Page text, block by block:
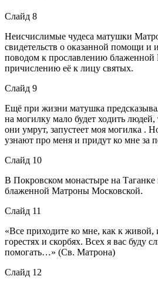
Слайд 8
Неисчислимые чудеса матушки
свидетельств о оказанной помощи и
поводом к прославлению
причислению её к лицу святых.
Слайд 9
Ещё при жизни матушка
на могилку мало будет ходить людей,
они умрут, запустеет моя могилка .
узнают про меня и придут ко мне за
Слайд 10
В Покровском монастыре на Таганке
блаженной Матроны Московской.
Слайд 11
«Все приходите ко мне, как к живой,
горестях и скорбях. Всех я вас буду
помогать…» (Св. Матрона)
Слайд 12